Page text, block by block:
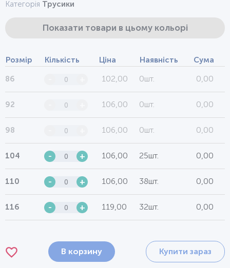
Категорія Трусики
Показати товари в цьому кольорі
Розмір Кількість Ціна Наявність Сума
86 102,00 0шт. 0,00
92 106,00 0шт. 0,00
98 106,00 0шт. 0,00
104 - + 106,00 25шт. 0,00
110 - + 106,00 38шт. 0,00
116 - + 119,00 32шт. 0,00
В корзину Купити зараз